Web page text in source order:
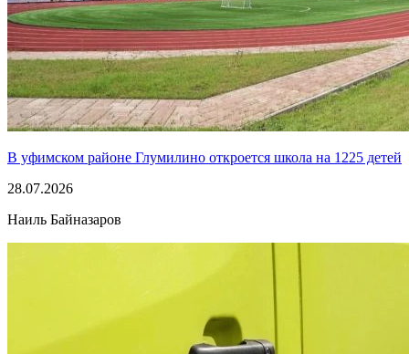
В уфимском районе Глумилино откроется школа на 1225 детей
28.07.2026
Наиль Байназаров